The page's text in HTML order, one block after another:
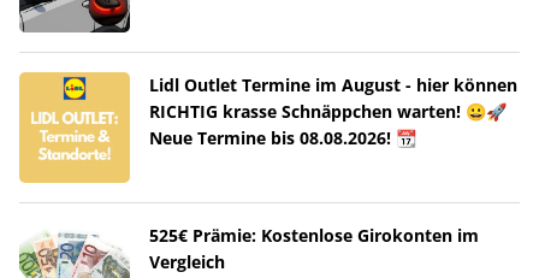
Lidl Outlet Termine im August - hier können
RICHTIG krasse Schnäppchen warten! 😀🚀
Neue Termine bis 08.08.2026! 📆
525€ Prämie: Kostenlose Girokonten im
Vergleich